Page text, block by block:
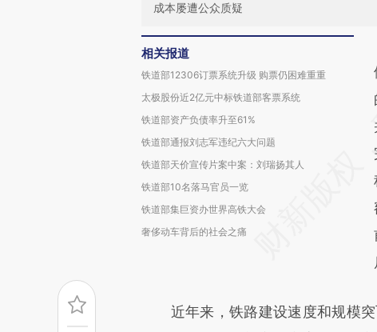
成本屡遭公众质疑
相关报道
铁道部12306订票系统升级 购票仍困难重重
太极股份近2亿元中标铁道部客票系统
铁道部资产负债率升至61%
铁道部通报刘志军违纪六大问题
铁道部天价宣传片案中案：刘瑞扬其人
铁道部10名落马官员一览
铁道部集巨资办世界高铁大会
奢侈动车背后的社会之痛
近年来，铁路建设速度和规模突